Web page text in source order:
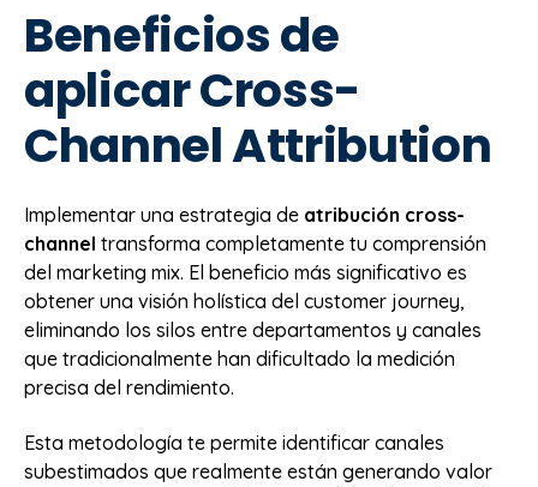
Beneficios de
aplicar Cross-
Channel Attribution
Implementar una estrategia de atribución cross-
channel transforma completamente tu comprensión
del marketing mix. El beneficio más significativo es
obtener una visión holística del customer journey,
eliminando los silos entre departamentos y canales
que tradicionalmente han dificultado la medición
precisa del rendimiento.
Esta metodología te permite identificar canales
subestimados que realmente están generando valor